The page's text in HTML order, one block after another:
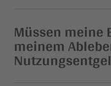
Müssen meine
meinem